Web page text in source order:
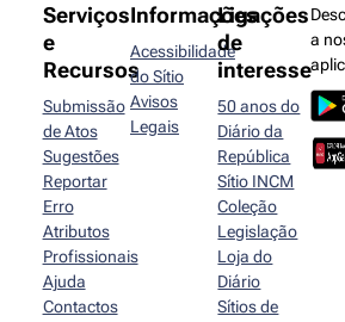
Serviços
e
Recursos
Submissão
de Atos
Sugestões
Reportar
Erro
Atributos
Profissionais
Ajuda
Contactos
Informações
Acessibilidade
do Sítio
Avisos
Legais
Ligações
de
interesse
50 anos do
Diário da
República
Sítio INCM
Coleção
Legislação
Loja do
Diário
Sítios de
a